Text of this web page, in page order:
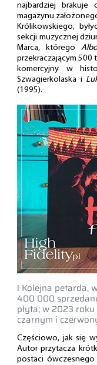
najbardziej brakuje
magazynu
Królikowskiego,
sekcji muzycznej
Marca, którego
przekraczającym 500
komercyjny w
Szwagierkolaska i
(1995).
‖ Kolejna petarda,
400 000
płyta; w 2023
czarnym i
Częściowo, jak się
Autor przytacza
postaci